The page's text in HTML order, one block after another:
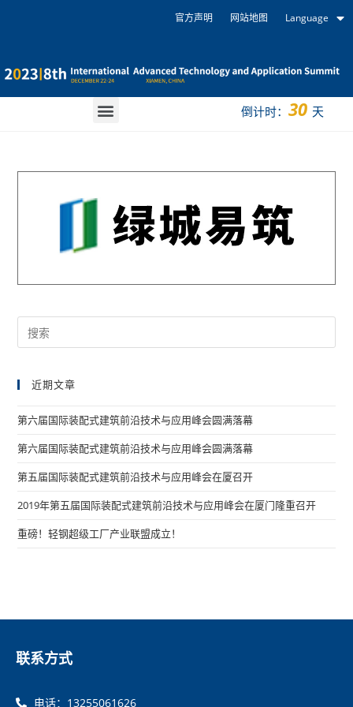
官方声明 网站地图 Language
倒计时： 30 天
近期文章
第六届国际装配式建筑前沿技术与应用峰会圆满落幕
第六届国际装配式建筑前沿技术与应用峰会圆满落幕
第五届国际装配式建筑前沿技术与应用峰会在厦召开
2019年第五届国际装配式建筑前沿技术与应用峰会在厦门隆重召开
重磅！轻钢超级工厂产业联盟成立！
联系方式
电话：13255061626